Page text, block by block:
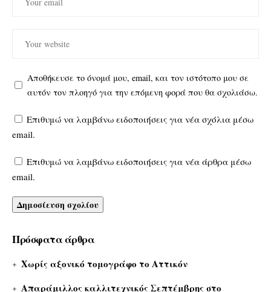
Αποθήκευσε το όνομά μου, email, και τον ιστότοπο μου σε
αυτόν τον πλοηγό για την επόμενη φορά που θα σχολιάσω.
Επιθυμώ να λαμβάνω ειδοποιήσεις για νέα σχόλια μέσω
email.
Επιθυμώ να λαμβάνω ειδοποιήσεις για νέα άρθρα μέσω
email.
Πρόσφατα άρθρα
Χωρίς αξονικό τομογράφο το Αττικόν
Απαράμιλλος καλλιτεχνικός Σεπτέμβρης στο